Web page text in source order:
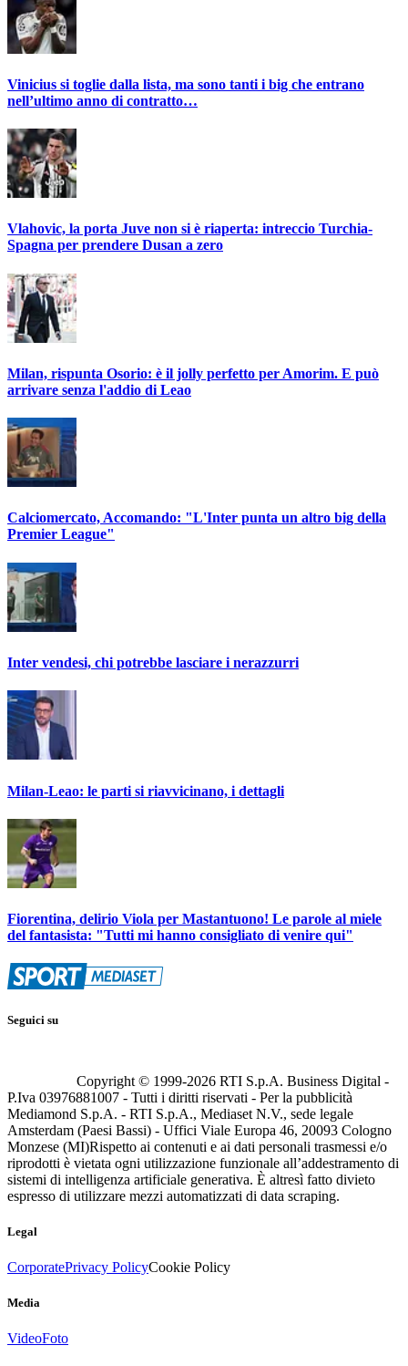
Vinicius si toglie dalla lista, ma sono tanti i big che entrano
nell’ultimo anno di contratto…
Vlahovic, la porta Juve non si è riaperta: intreccio Turchia-
Spagna per prendere Dusan a zero
Milan, rispunta Osorio: è il jolly perfetto per Amorim. E può
arrivare senza l'addio di Leao
Calciomercato, Accomando: "L'Inter punta un altro big della
Premier League"
Inter vendesi, chi potrebbe lasciare i nerazzurri
Milan-Leao: le parti si riavvicinano, i dettagli
Fiorentina, delirio Viola per Mastantuono! Le parole al miele
del fantasista: "Tutti mi hanno consigliato di venire qui"
Seguici su
Copyright © 1999-2026 RTI S.p.A. Business Digital -
P.Iva 03976881007 - Tutti i diritti riservati - Per la pubblicità
Mediamond S.p.A. - RTI S.p.A., Mediaset N.V., sede legale
Amsterdam (Paesi Bassi) - Uffici Viale Europa 46, 20093 Cologno
Monzese (MI)Rispetto ai contenuti e ai dati personali trasmessi e/o
riprodotti è vietata ogni utilizzazione funzionale all’addestramento di
sistemi di intelligenza artificiale generativa. È altresì fatto divieto
espresso di utilizzare mezzi automatizzati di data scraping.
Legal
CorporatePrivacy PolicyCookie Policy
Media
VideoFoto